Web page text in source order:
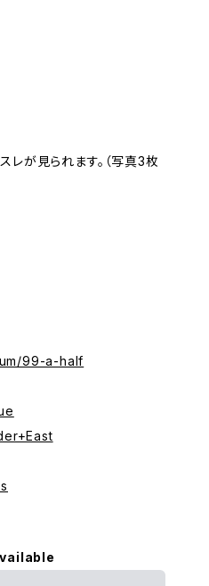
レが見られます。（写真3枚
99-a-half